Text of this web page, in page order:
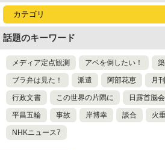
話題のキーワード
メディア定点観測 アベを倒したい！
ブラ弁は見た！ 派遣 阿部花恵 月
行政文書 この世界の片隅に 日露首脳
平昌五輪 事故 岸博幸 談合 火
NHKニュース7